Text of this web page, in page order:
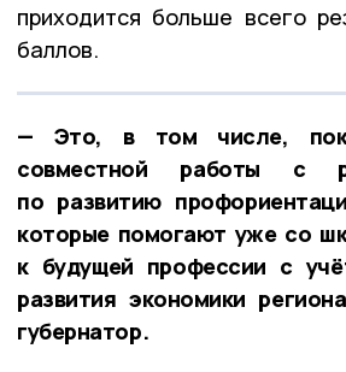
приходится больше всего
баллов.
— Это, в том числе,
совместной работы с
по развитию
которые помогают уже со
к будущей профессии с
развития экономики
губернатор.